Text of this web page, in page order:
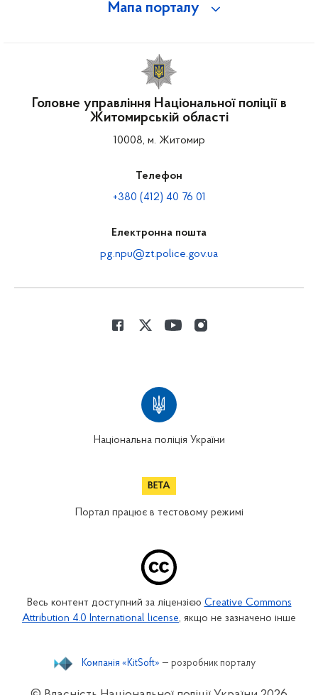
Мапа порталу
Головне управління Національної поліції в
Житомирській області
10008, м. Житомир
Телефон
+380 (412) 40 76 01
Електронна пошта
pg.npu@zt.police.gov.ua
Національна поліція України
Портал працює в тестовому режимі
Весь контент доступний за ліцензією Creative Commons
Attribution 4.0 International license, якщо не зазначено інше
Компанія «KitSoft» — розробник порталу